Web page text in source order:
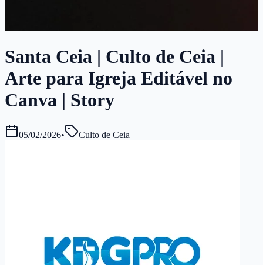
Santa Ceia | Culto de Ceia |
Arte para Igreja Editável no
Canva | Story
05/02/2026• Culto de Ceia